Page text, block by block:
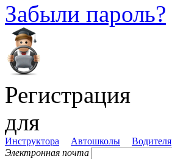
Забыли пароль?
Регистрация
для
Инструктора Автошколы
Водителя
Электронная почта